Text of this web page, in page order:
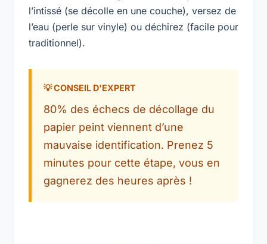
l’intissé (se décolle en une couche), versez de
l’eau (perle sur vinyle) ou déchirez (facile pour
traditionnel).
80% des échecs de décollage du
papier peint viennent d’une
mauvaise identification. Prenez 5
minutes pour cette étape, vous en
gagnerez des heures après !